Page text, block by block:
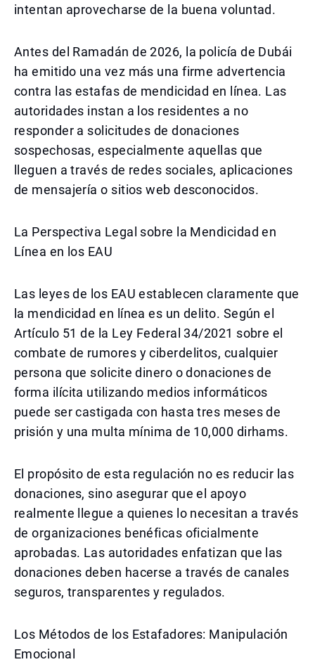
intentan aprovecharse de la buena voluntad.
Antes del Ramadán de 2026, la policía de Dubái
ha emitido una vez más una firme advertencia
contra las estafas de mendicidad en línea. Las
autoridades instan a los residentes a no
responder a solicitudes de donaciones
sospechosas, especialmente aquellas que
lleguen a través de redes sociales, aplicaciones
de mensajería o sitios web desconocidos.
La Perspectiva Legal sobre la Mendicidad en
Línea en los EAU
Las leyes de los EAU establecen claramente que
la mendicidad en línea es un delito. Según el
Artículo 51 de la Ley Federal 34/2021 sobre el
combate de rumores y ciberdelitos, cualquier
persona que solicite dinero o donaciones de
forma ilícita utilizando medios informáticos
puede ser castigada con hasta tres meses de
prisión y una multa mínima de 10,000 dirhams.
El propósito de esta regulación no es reducir las
donaciones, sino asegurar que el apoyo
realmente llegue a quienes lo necesitan a través
de organizaciones benéficas oficialmente
aprobadas. Las autoridades enfatizan que las
donaciones deben hacerse a través de canales
seguros, transparentes y regulados.
Los Métodos de los Estafadores: Manipulación
Emocional